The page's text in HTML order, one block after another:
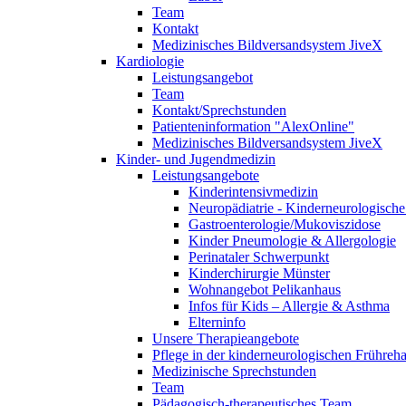
Team
Kontakt
Medizinisches Bildversandsystem JiveX
Kardiologie
Leistungsangebot
Team
Kontakt/Sprechstunden
Patienteninformation "AlexOnline"
Medizinisches Bildversandsystem JiveX
Kinder- und Jugendmedizin
Leistungsangebote
Kinderintensivmedizin
Neuropädiatrie -
Gastroenterologie/Mukoviszidose
Kinder Pneumologie & Allergologie
Perinataler Schwerpunkt
Kinderchirurgie Münster
Wohnangebot Pelikanhaus
Infos für Kids – Allergie & Asthma
Elterninfo
Unsere Therapieangebote
Pflege in der kinderneurologischen Frühreha
Medizinische Sprechstunden
Team